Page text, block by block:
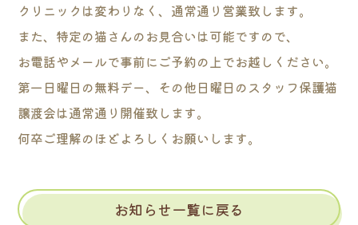
クリニックは変わりなく、通常通り営業致します。
また、特定の猫さんのお見合いは可能ですので、
お電話やメールで事前にご予約の上でお越しください。
第一日曜日の無料デー、その他日曜日のスタッフ保護猫
譲渡会は通常通り開催致します。
何卒ご理解のほどよろしくお願いします。
お知らせ一覧に戻る